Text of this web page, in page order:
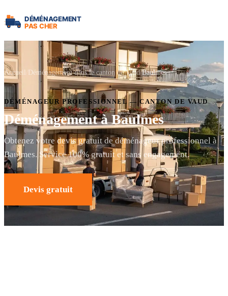
Accueil Déménagement dans le canton de Vaud Baulmes
DÉMÉNAGEUR PROFESSIONNEL — CANTON DE VAUD
Déménagement à Baulmes
Obtenez votre devis gratuit de déménageur professionnel à
Baulmes. Service 100% gratuit et sans engagement.
Devis gratuit